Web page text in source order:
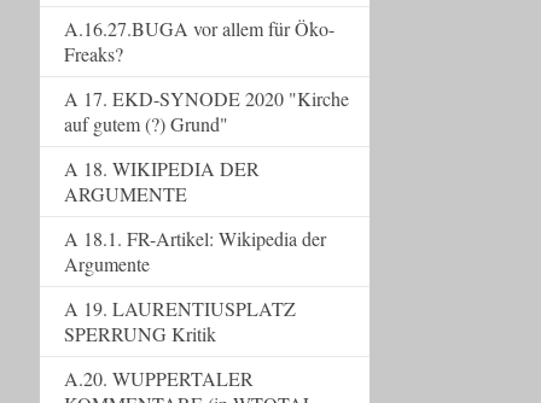
A.16.27.BUGA vor allem für Öko-
Freaks?
A 17. EKD-SYNODE 2020 "Kirche
auf gutem (?) Grund"
A 18. WIKIPEDIA DER
ARGUMENTE
A 18.1. FR-Artikel: Wikipedia der
Argumente
A 19. LAURENTIUSPLATZ
SPERRUNG Kritik
A.20. WUPPERTALER